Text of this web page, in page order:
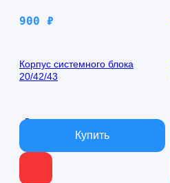
900 ₽
Корпус системного блока
20/42/43
В наличии